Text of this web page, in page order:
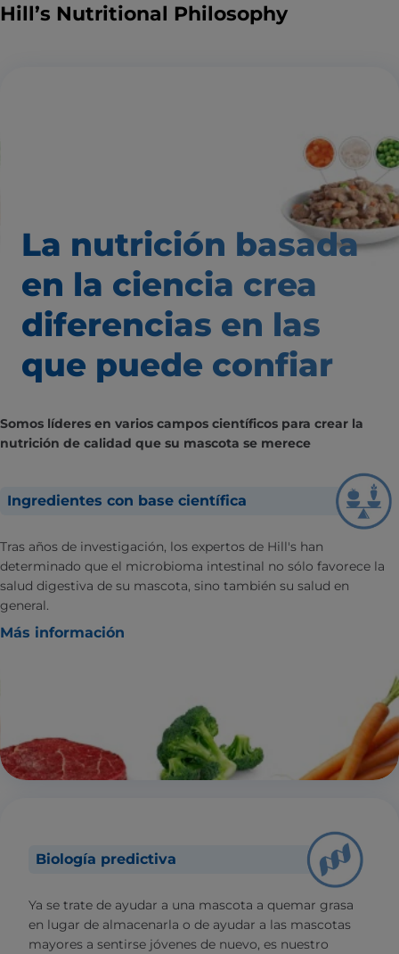
Hill’s Nutritional Philosophy
La nutrición basada
en la ciencia crea
diferencias en las
que puede confiar
Somos líderes en varios campos científicos para crear la
nutrición de calidad que su mascota se merece
Ingredientes con base científica
Tras años de investigación, los expertos de Hill's han
determinado que el microbioma intestinal no sólo favorece la
salud digestiva de su mascota, sino también su salud en
general.
Más información
Biología predictiva
Ya se trate de ayudar a una mascota a quemar grasa
en lugar de almacenarla o de ayudar a las mascotas
mayores a sentirse jóvenes de nuevo, es nuestro